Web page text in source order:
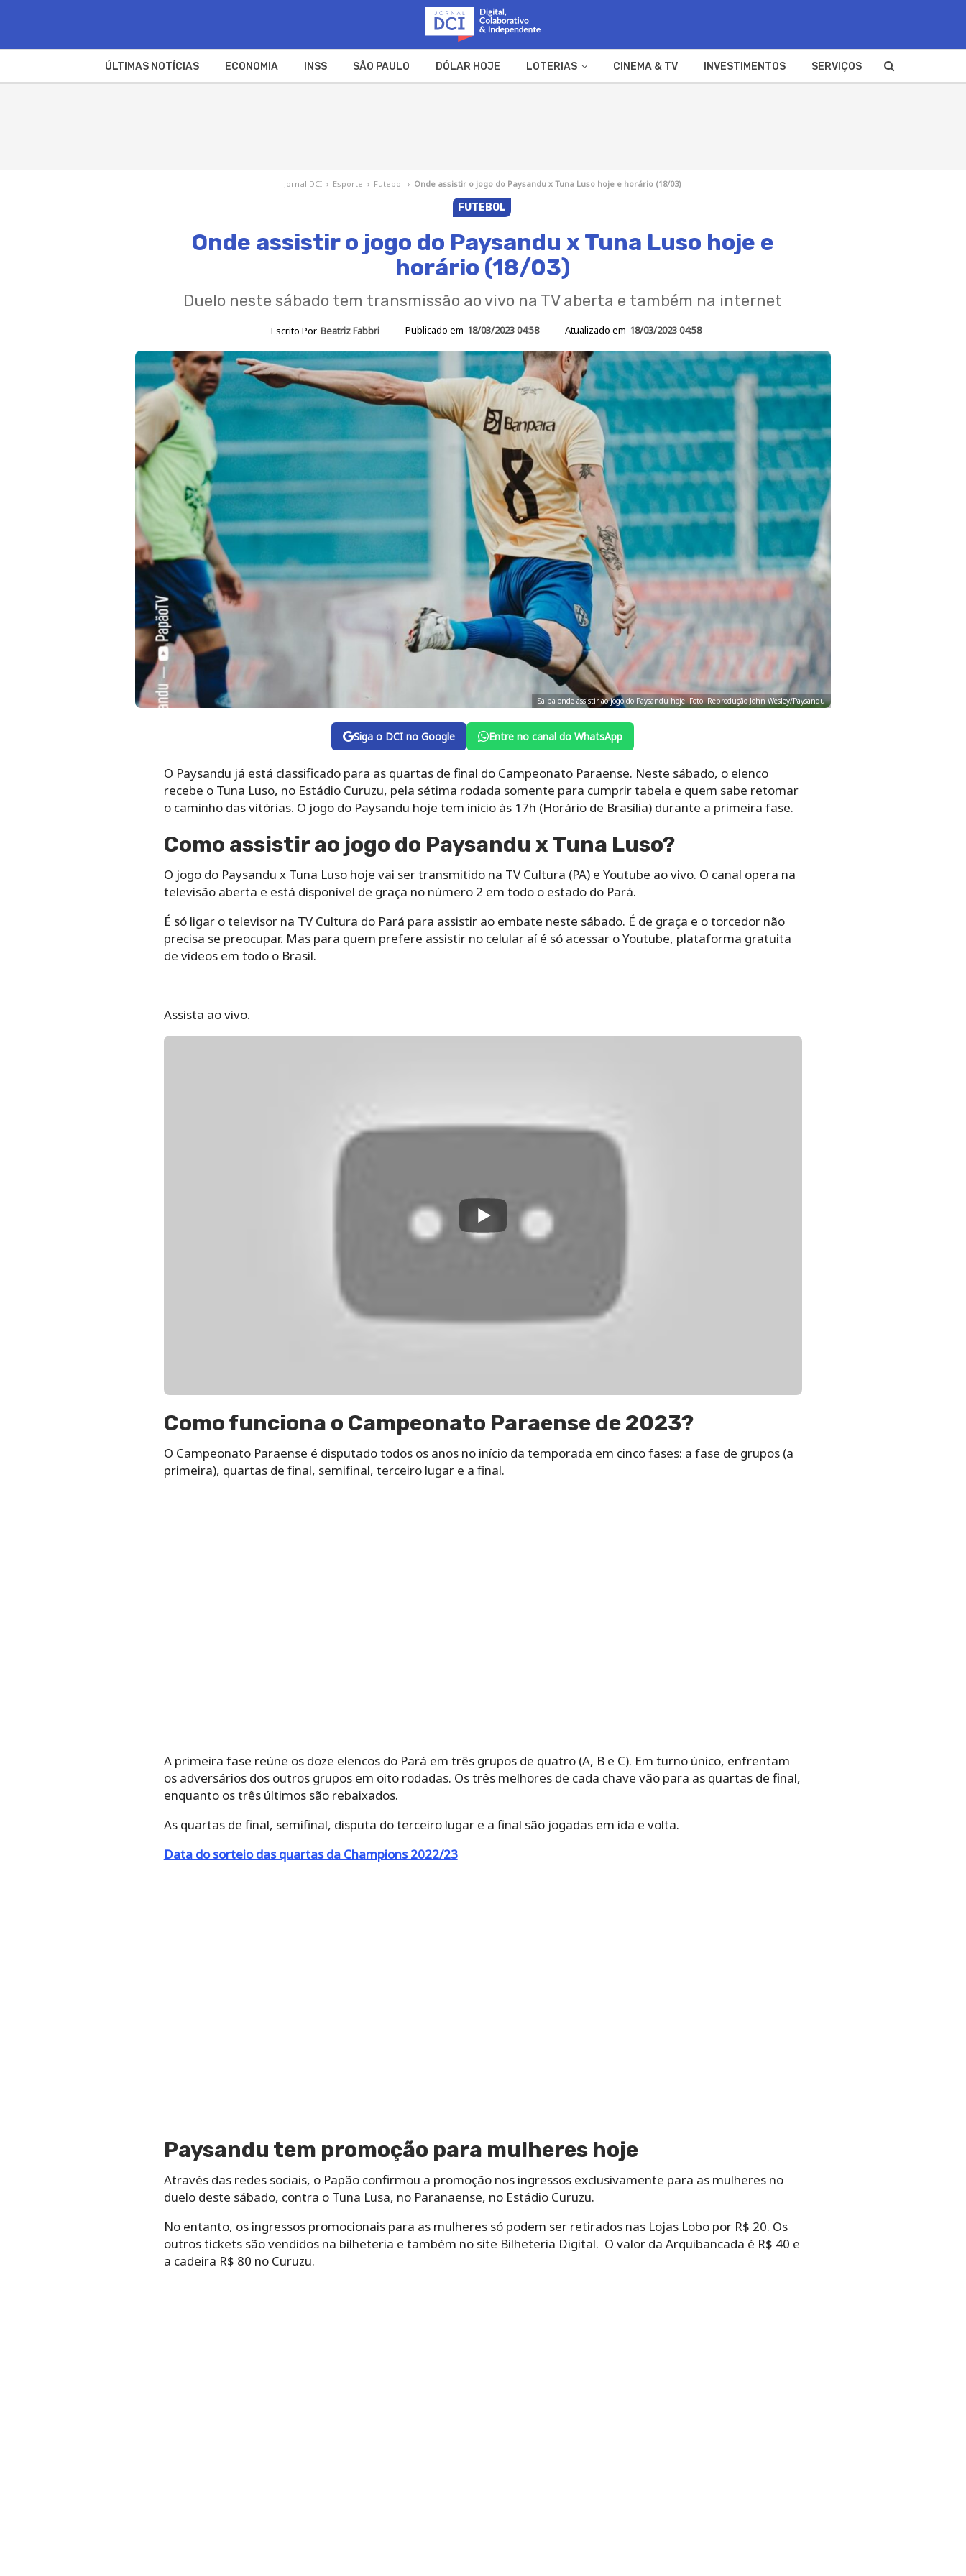
ÚLTIMAS NOTÍCIAS ECONOMIA INSS SÃO PAULO DÓLAR HOJE LOTERIAS CINEMA & TV INVESTIMENTOS SERVIÇOS
Jornal DCI › Esporte › Futebol › Onde assistir o jogo do Paysandu x Tuna Luso hoje e horário (18/03)
FUTEBOL
Onde assistir o jogo do Paysandu x Tuna Luso hoje e
horário (18/03)
Duelo neste sábado tem transmissão ao vivo na TV aberta e também na internet
Escrito Por Beatriz Fabbri Publicado em 18/03/2023 04:58 Atualizado em 18/03/2023 04:58
Saiba onde assistir ao jogo do Paysandu hoje. Foto: Reprodução John Wesley/Paysandu
Siga o DCI no Google Entre no canal do WhatsApp
O Paysandu já está classificado para as quartas de final do Campeonato Paraense. Neste sábado, o elenco
recebe o Tuna Luso, no Estádio Curuzu, pela sétima rodada somente para cumprir tabela e quem sabe retomar
o caminho das vitórias. O jogo do Paysandu hoje tem início às 17h (Horário de Brasília) durante a primeira fase.
Como assistir ao jogo do Paysandu x Tuna Luso?
O jogo do Paysandu x Tuna Luso hoje vai ser transmitido na TV Cultura (PA) e Youtube ao vivo. O canal opera na
televisão aberta e está disponível de graça no número 2 em todo o estado do Pará.
É só ligar o televisor na TV Cultura do Pará para assistir ao embate neste sábado. É de graça e o torcedor não
precisa se preocupar. Mas para quem prefere assistir no celular aí é só acessar o Youtube, plataforma gratuita
de vídeos em todo o Brasil.
Assista ao vivo.
Como funciona o Campeonato Paraense de 2023?
O Campeonato Paraense é disputado todos os anos no início da temporada em cinco fases: a fase de grupos (a
primeira), quartas de final, semifinal, terceiro lugar e a final.
A primeira fase reúne os doze elencos do Pará em três grupos de quatro (A, B e C). Em turno único, enfrentam
os adversários dos outros grupos em oito rodadas. Os três melhores de cada chave vão para as quartas de final,
enquanto os três últimos são rebaixados.
As quartas de final, semifinal, disputa do terceiro lugar e a final são jogadas em ida e volta.
Data do sorteio das quartas da Champions 2022/23
Paysandu tem promoção para mulheres hoje
Através das redes sociais, o Papão confirmou a promoção nos ingressos exclusivamente para as mulheres no
duelo deste sábado, contra o Tuna Lusa, no Paranaense, no Estádio Curuzu.
No entanto, os ingressos promocionais para as mulheres só podem ser retirados nas Lojas Lobo por R$ 20. Os
outros tickets são vendidos na bilheteria e também no site Bilheteria Digital. O valor da Arquibancada é R$ 40 e
a cadeira R$ 80 no Curuzu.